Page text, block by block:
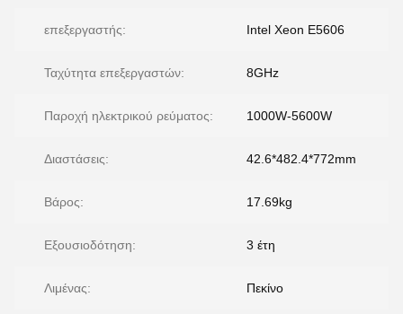
επεξεργαστής: Intel Xeon E5606
Ταχύτητα επεξεργαστών: 8GHz
Παροχή ηλεκτρικού ρεύματος: 1000W-5600W
Διαστάσεις: 42.6*482.4*772mm
Βάρος: 17.69kg
Εξουσιοδότηση: 3 έτη
Λιμένας: Πεκίνο